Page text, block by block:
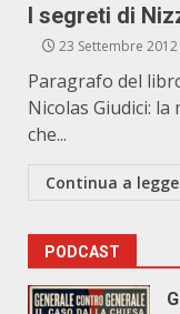
I segreti di
23 Settembre 2012
Paragrafo del
Nicolas Giudici:
che...
Continua a
PODCAST